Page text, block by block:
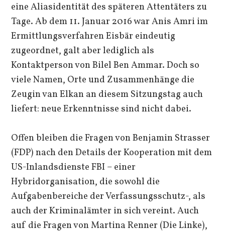
eine Aliasidentität des späteren Attentäters zu
Tage. Ab dem 11. Januar 2016 war Anis Amri im
Ermittlungsverfahren Eisbär eindeutig
zugeordnet, galt aber lediglich als
Kontaktperson von Bilel Ben Ammar. Doch so
viele Namen, Orte und Zusammenhänge die
Zeugin van Elkan an diesem Sitzungstag auch
liefert: neue Erkenntnisse sind nicht dabei.
Offen bleiben die Fragen von Benjamin Strasser
(FDP) nach den Details der Kooperation mit dem
US-Inlandsdienste FBI – einer
Hybridorganisation, die sowohl die
Aufgabenbereiche der Verfassungsschutz-, als
auch der Kriminalämter in sich vereint. Auch
auf die Fragen von Martina Renner (Die Linke),